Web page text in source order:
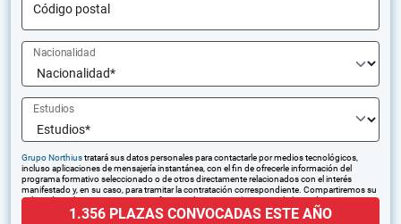
Código postal
Nacionalidad
Estudios
Grupo Northiustratará sus datos personales para contactarle por medios tecnológicos,
incluso aplicaciones de mensajería instantánea, con el fin de ofrecerle información del
programa formativo seleccionado o de otros directamente relacionados con el interés
manifestado y, en su caso, para tramitar la contratación correspondiente. Compartiremos su
solicitud con las empresas que conforman el
puedan hacerle llegar la mejor oferta de productos y servicios de acuerdo a su petición.
1.356 PLAZAS CONVOCADAS ESTE AÑO